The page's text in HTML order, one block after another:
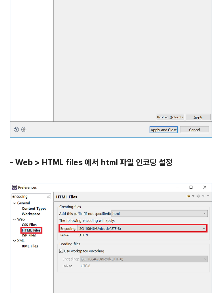
- Web > HTML files 에서 html 파일 인코딩 설정